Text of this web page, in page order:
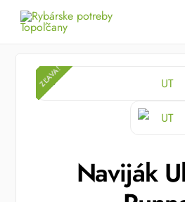
ZĽAVA!
ZĽAVA!
Naviják